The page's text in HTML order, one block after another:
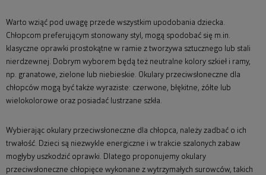
Warto wziąć pod uwagę przede wszystkim upodobania dziecka.
Chłopcom preferującym stonowany styl, mogą spodobać się m.in.
klasyczne oprawki prostokątne w ramie z tworzywa sztucznego lub stali
nierdzewnej. Dobrym wyborem będą też neutralne kolory szkieł i ramy,
np. granatowe, zielone lub niebieskie. Okulary przeciwsłoneczne dla
chłopców mogą być także wyraziste: czerwone, błękitne, żółte lub
wielokolorowe oraz posiadać lustrzane szkła.
Wybierając okulary przeciwsłoneczne dla chłopca, należy zadbać o ich
trwałość. Dzieci są niezwykle energiczne i w trakcie szalonych zabaw
mogłyby uszkodzić oprawki. Dlatego proponujemy okulary
przeciwsłoneczne chłopięce wykonane z wytrzymałych surowców, takich